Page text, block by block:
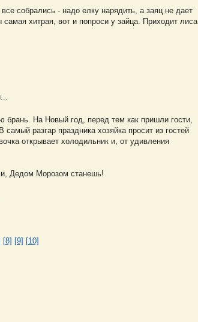
собрались - надо елку нарядить, а заяц не дает
хитрая, вот и попроси у зайца. Приходит лиса
брань. На Новый год, перед тем как пришли гости,
разгар праздника хозяйка просит из гостей
открывает холодильник и, от удивления
Дедом Морозом станешь!
[8] [9] [10]